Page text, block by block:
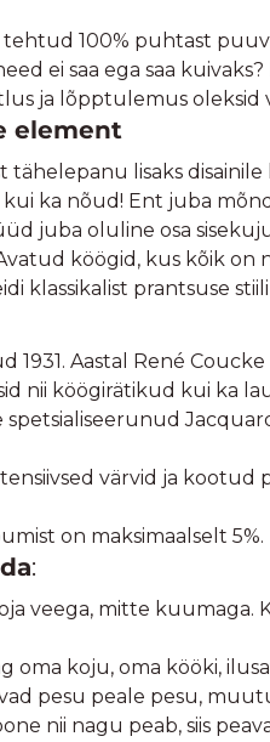
100% puhtast
ei saa ega saa
ja lõpptulemus oleksid
element
tähelepanu lisaks
ka nõud! Ent juba
juba oluline osa
köögid, kus kõik on
klassikalist prantsuse
1931. Aastal René
nii köögirätikud kui ka
spetsialiseerunud
värvid ja
on maksimaalselt 5%.
:
veega, mitte kuumaga.
oma koju, oma kööki,
pesu peale pesu,
nii nagu peab, siis